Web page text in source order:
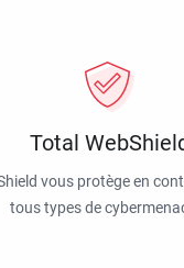
Total
vous protège en
tous types de